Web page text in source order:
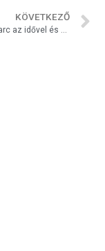
KÖVETKEZŐ